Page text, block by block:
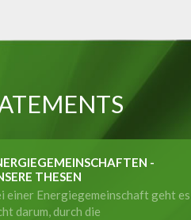
-
THESEN
einer Energiegemeinschaft geht es
darum, durch die